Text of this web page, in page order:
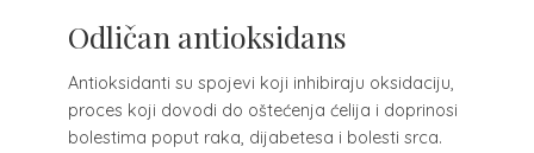
Odličan antioksidans
Antioksidanti su spojevi koji inhibiraju oksidaciju,
proces koji dovodi do oštećenja ćelija i doprinosi
bolestima poput raka, dijabetesa i bolesti srca.